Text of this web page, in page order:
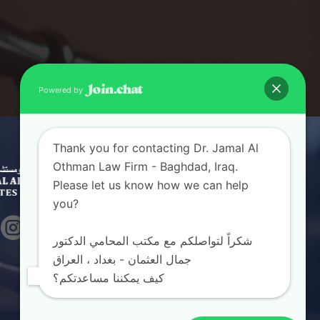
Follow Us

Powered by
Thank you for contacting Dr. Jamal Al
Othman Law Firm - Baghdad, Iraq.
Please let us know how we can help
you?
شكراً لتواصلكم مع مكتب المحامي الدكتور
جمال العثمان - بغداد ، العراق
كيف يمكننا مساعدتكم؟